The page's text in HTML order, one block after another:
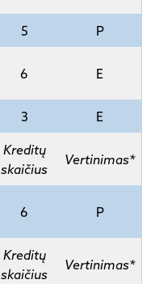
5 P
6 E
3 E
Kreditų
skaičius
Vertinimas*
6 P
Kreditų
skaičius
Vertinimas*